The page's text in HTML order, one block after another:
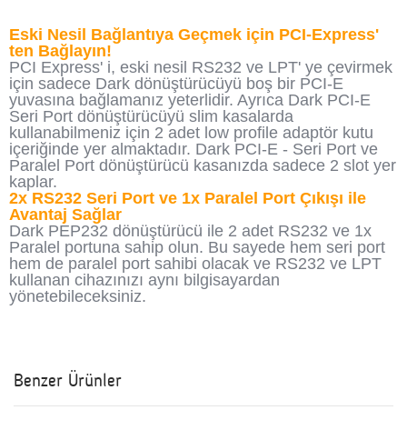
Eski Nesil Bağlantıya Geçmek için PCI-Express'
ten Bağlayın!
PCI Express' i, eski nesil RS232 ve LPT' ye çevirmek
için sadece Dark dönüştürücüyü boş bir PCI-E
yuvasına bağlamanız yeterlidir. Ayrıca Dark PCI-E
Seri Port dönüştürücüyü slim kasalarda
kullanabilmeniz için 2 adet low profile adaptör kutu
içeriğinde yer almaktadır. Dark PCI-E - Seri Port ve
Paralel Port dönüştürücü kasanızda sadece 2 slot yer
kaplar.
2x RS232 Seri Port ve 1x Paralel Port Çıkışı ile
Avantaj Sağlar
Dark PEP232 dönüştürücü ile 2 adet RS232 ve 1x
Paralel portuna sahip olun. Bu sayede hem seri port
hem de paralel port sahibi olacak ve RS232 ve LPT
kullanan cihazınızı aynı bilgisayardan
yönetebileceksiniz.
Benzer Ürünler